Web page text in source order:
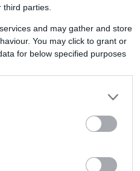
parties.
and may gather and store
You may click to grant or
for below specified purposes
o
NECROLOGIE